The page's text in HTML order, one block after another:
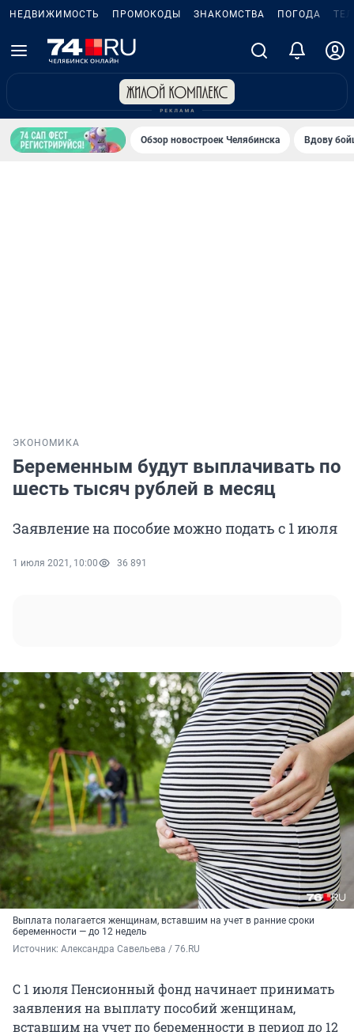
НЕДВИЖИМОСТЬ ПРОМОКОДЫ ЗНАКОМСТВА ПОГОДА
Обзор новостроек Челябинска Вдову
ЭКОНОМИКА
Беременным будут выплачивать по
шесть тысяч рублей в месяц
Заявление на пособие можно подать с 1 июля
1 июля 2021, 10:00 36 891
Выплата полагается женщинам, вставшим на учет в ранние сроки
беременности — до 12 недель
Источник: Александра Савельева / 76.RU
С 1 июля Пенсионный фонд начинает принимать
заявления на выплату пособий женщинам,
вставшим на учет по беременности в период до 12